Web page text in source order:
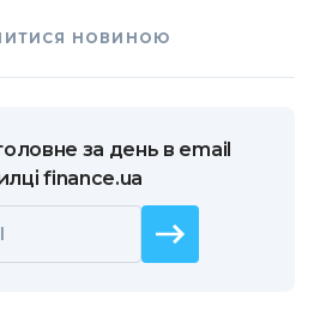
НОВИНОЮ
за день в email
finance.ua